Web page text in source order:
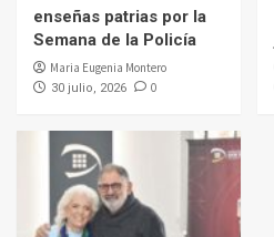
enseñas patrias por la
Semana de la Policía
Maria Eugenia Montero
30 julio, 2026 0